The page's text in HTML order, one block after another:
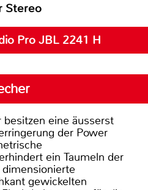
Stereo
Pro JBL 2241 H
besitzen eine äusserst
ein Taumeln der
gewickelten